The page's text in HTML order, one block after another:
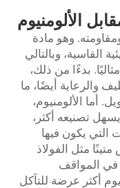
الألومنيوم
وهو مادة
القاسية، وبالتالي
بدءًا من ذلك،
والرعاية أيضًا، ما
أما الألومنيوم،
تصنيعه أكثر،
يكون فيها
مثل الفولاذ
في المواقف
أكثر عرضة للتآكل